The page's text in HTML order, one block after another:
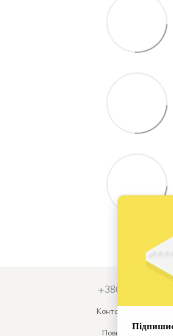
+380679931973
Контактна інформація
Повна версія сайту